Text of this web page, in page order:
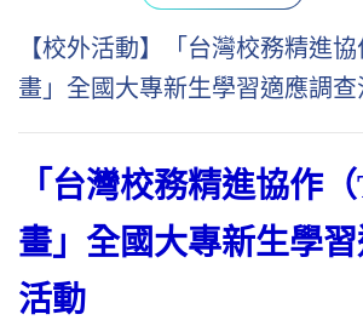
【校外活動】「台灣校務精進
畫」全國大專新生學習適應調查
「台灣校務精進協作
畫」全國大專新生學
活動